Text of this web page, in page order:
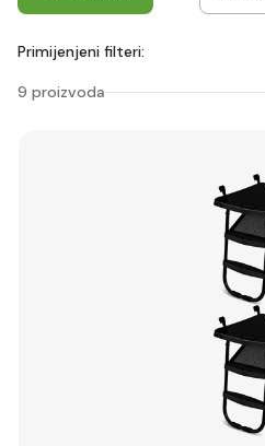
Primijenjeni filteri:
9 proizvoda